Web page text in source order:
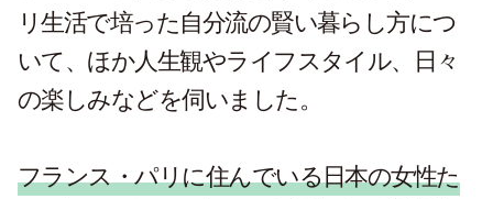
リ生活で培った自分流の賢い暮らし方につ
いて、ほか人生観やライフスタイル、日々
の楽しみなどを伺いました。
フランス・パリに住んでいる日本の女性た